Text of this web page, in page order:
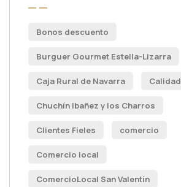
Bonos descuento
Burguer Gourmet Estella-Lizarra
Caja Rural de Navarra Calidad
Chuchín Ibañez y los Charros
Clientes Fieles comercio
Comercio local
ComercioLocal San Valentín